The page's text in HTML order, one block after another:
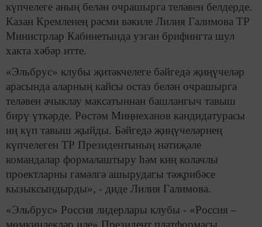
күпчелеге аның белән очрашырга теләвен белдерде.
Казан Кремленең рәсми вәкиле Лилия Галимова ТР
Министрлар Кабинетында узган брифингта шул
хакта хәбәр итте.
«Эльбрус» клубы җитәкчелеге бәйгедә җиңүчеләр
арасында аларның кайсы остаз белән очрашырга
теләвен ачыклау максатыннан башлангыч тавыш
бирү үткәрде. Рөстәм Миңнеханов кандидатурасы
иң күп тавыш җыйды. Бәйгедә җиңүчеләрнең
күпчелеген ТР Президентының нәтиҗәле
командалар формалаштыру һәм киң колачлы
проектларны гамәлгә ашырудагы тәҗрибәсе
кызыксындырды», - диде Лилия Галимова.
«Эльбрус» Россия лидерлары клубы - «Россия –
мөмкинлекләр иле» Президент платформасы